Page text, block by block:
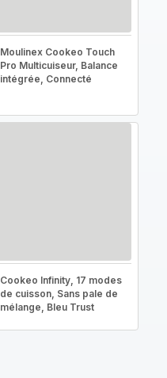
Moulinex Cookeo Touch
Pro Multicuiseur, Balance
intégrée, Connecté
Cookeo Infinity, 17 modes
de cuisson, Sans pale de
mélange, Bleu Trust